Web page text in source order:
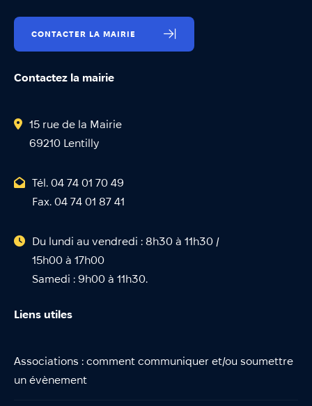
CONTACTER LA MAIRIE
Contactez la mairie
15 rue de la Mairie
69210 Lentilly
Tél. 04 74 01 70 49
Fax. 04 74 01 87 41
Du lundi au vendredi : 8h30 à 11h30 /
15h00 à 17h00
Samedi : 9h00 à 11h30.
Liens utiles
Associations : comment communiquer et/ou soumettre
un évènement